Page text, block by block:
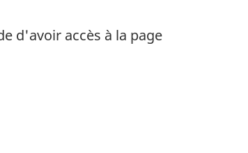
d'avoir accès à la page